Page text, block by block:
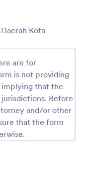
Kota
are for
is not providing
implying that the
Before
and/or other
that the form